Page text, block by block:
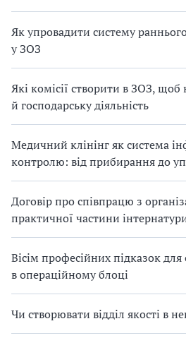
Як упровадити систему
у ЗОЗ
Які комісії створити в ЗОЗ,
й господарську діяльність
Медичний клінінг як система
контролю: від прибирання до
Договір про співпрацю з
практичної частини
Вісім професійних підказок для
в операційному блоці
Чи створювати відділ якості в